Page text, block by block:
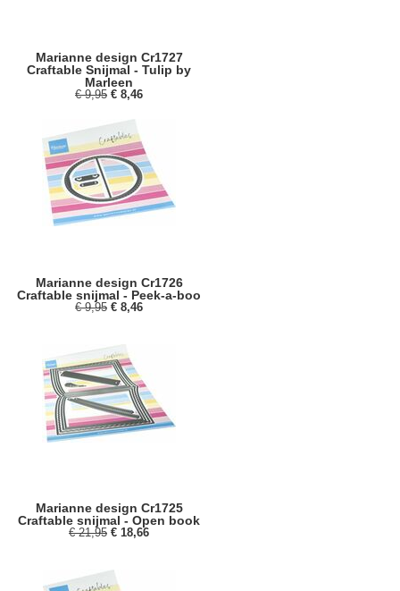
Marianne design Cr1727
Craftable Snijmal - Tulip by
Marleen
€ 9,95 € 8,46
Marianne design Cr1726
Craftable snijmal - Peek-a-boo
€ 9,95 € 8,46
Marianne design Cr1725
Craftable snijmal - Open book
€ 21,95 € 18,66